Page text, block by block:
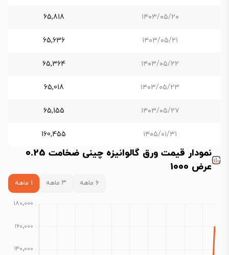
۱۴۰۳/۰۵/۲۰ 65,818
۱۴۰۳/۰۵/۲۱ 65,636
۱۴۰۳/۰۵/۲۲ 65,364
۱۴۰۳/۰۵/۲۳ 65,018
۱۴۰۳/۰۵/۲۷ 65,155
۱۴۰۵/۰۱/۳۱ 160,455
نمودار قیمت ورق گالوانیزه چینی ضخامت 0.25
عرض 1000
۶ ماهه ۳ ماهه ۱ ماهه